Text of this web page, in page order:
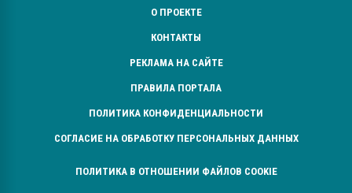
О ПРОЕКТЕ
КОНТАКТЫ
РЕКЛАМА НА САЙТЕ
ПРАВИЛА ПОРТАЛА
ПОЛИТИКА КОНФИДЕНЦИАЛЬНОСТИ
СОГЛАСИЕ НА ОБРАБОТКУ ПЕРСОНАЛЬНЫХ ДАННЫХ
ПОЛИТИКА В ОТНОШЕНИИ ФАЙЛОВ COOKIE